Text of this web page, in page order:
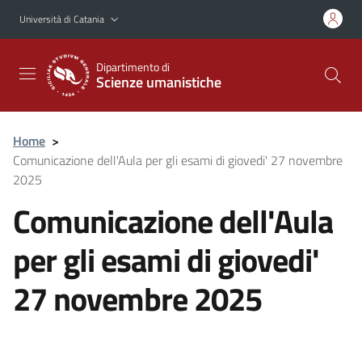
Vai al contenuto principale
Vai al menu di navigazione
Università di Catania
Dipartimento di
Scienze umanistiche
Home >
Comunicazione dell'Aula per gli esami di giovedi' 27 novembre
2025
Comunicazione dell'Aula
per gli esami di giovedi'
27 novembre 2025